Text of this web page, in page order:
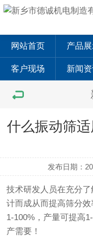
网站首页 产品
客户现场 新闻
什么振动筛
发布日期：
技术研发人员在充分
计而成从而提高筛分
1-100%，产量可提高
产需要！